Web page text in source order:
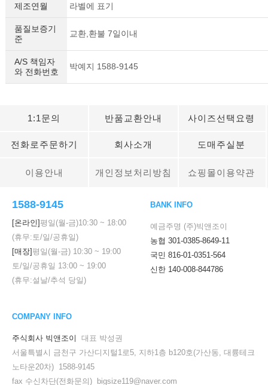
제조연월 라벨에 표기
품질보증기
준
교환,환불 7일이내
A/S 책임자
와 전화번호
박예지 1588-9145
1:1문의 반품교환안내 사이즈선택요령
전화로주문하기 회사소개 도매주실분
이용안내 개인정보처리방침 쇼핑몰이용약관
1588-9145
[온라인]평일(월-금)10:30 ~ 18:00
(휴무:토/일/공휴일)
[매장]평일(월-금) 10:30 ~ 19:00
토/일/공휴일 13:00 ~ 19:00
(휴무:설날/추석 당일)
BANK INFO
예금주명 (주)빅앤조이
농협 301-0385-8649-11
국민 816-01-0351-564
신한 140-008-844786
COMPANY INFO
주식회사 빅앤조이
대표 박성권
서울특별시 금천구 가산디지털1로5, 지하1층 b120호(가산동, 대륭테크
노타운20차) 1588-9145
fax 수신차단(전화문의) bigsize119@naver.com